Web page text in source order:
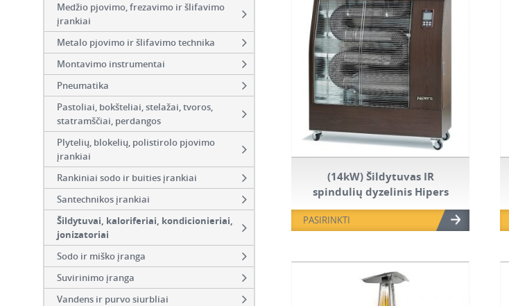
Medžio pjovimo, frezavimo ir šlifavimo
įrankiai
Metalo pjovimo ir šlifavimo technika
Montavimo instrumentai
Pneumatika
Pastoliai, bokšteliai, stelažai, tvoros,
statramščiai, perdangos
Plytelių, blokelių, polistirolo pjovimo
įrankiai
Rankiniai sodo ir buities įrankiai
Santechnikos įrankiai
Šildytuvai, kaloriferiai, kondicionieriai,
jonizatoriai
Sodo ir miško įranga
Suvirinimo įranga
Vandens ir purvo siurbliai
(14kW) Šildytuvas IR
spindulių dyzelinis Hipers
DSO 120
PASIRINKTI